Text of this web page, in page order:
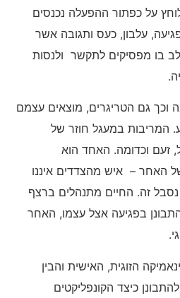
על כפתור ההפעלה נכנסים
עלבון, כעס ותגובה אשר
בו מפסיקים לתקשר ולנסות
וכך גם הטריגרים, מוצאים עצמם
המריבות במעגל חוזר של
זעם וכדומה. האחד הוא
האחר – איש מהצדדים איננו
זה. החיים מתנהלים ברצף
בפגיעה אצל עצמו, האחר
הזוגית, האישית והבין
כיצד הקונפליקטים